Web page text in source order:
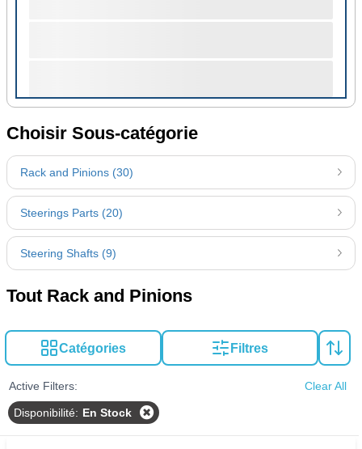
Choisir Sous-catégorie
Rack and Pinions (30)
Steerings Parts (20)
Steering Shafts (9)
Tout Rack and Pinions
Catégories Filtres
Active Filters: Clear All
Disponibilité: En Stock